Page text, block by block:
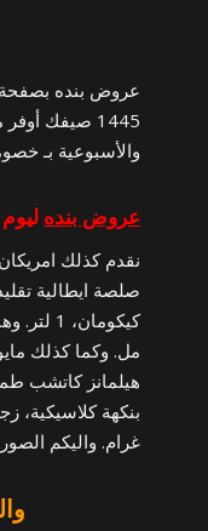
1445 صيفك أوفر مع عروض 4 أيام. اكتشفوا التوفير مع
والأسبوعية بـ
عروض بندهليوم
هيلمانز كاتشب
غرام. واليكم